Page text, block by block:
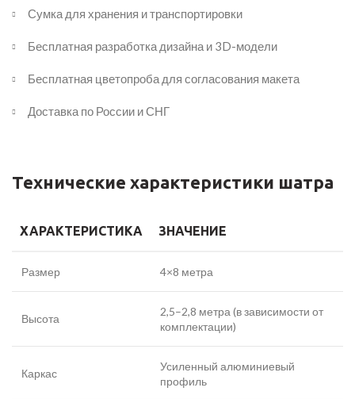
Сумка для хранения и транспортировки
Бесплатная разработка дизайна и 3D-модели
Бесплатная цветопроба для согласования макета
Доставка по России и СНГ
Технические характеристики шатра
ХАРАКТЕРИСТИКА ЗНАЧЕНИЕ
Размер 4×8 метра
Высота
2,5–2,8 метра (в зависимости от
комплектации)
Каркас
Усиленный алюминиевый
профиль